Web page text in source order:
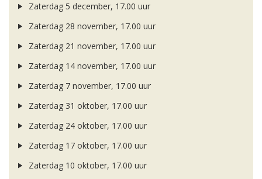
Zaterdag 5 december, 17.00 uur
Zaterdag 28 november, 17.00 uur
Zaterdag 21 november, 17.00 uur
Zaterdag 14 november, 17.00 uur
Zaterdag 7 november, 17.00 uur
Zaterdag 31 oktober, 17.00 uur
Zaterdag 24 oktober, 17.00 uur
Zaterdag 17 oktober, 17.00 uur
Zaterdag 10 oktober, 17.00 uur